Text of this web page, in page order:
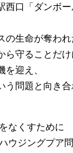
西口「ダンボ
の生命が奪われ
ら守ることだ
を迎え、
う問題と向き
なくすために
ウジングプア